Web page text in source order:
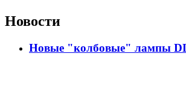
Новости
Новые "колбовые" лампы